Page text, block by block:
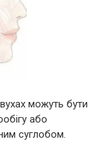
можуть бути
або
суглобом.